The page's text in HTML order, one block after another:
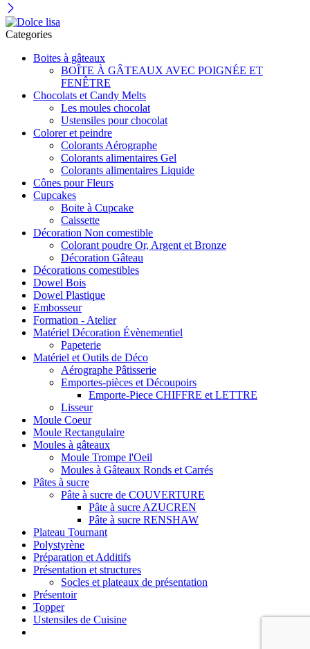
Categories
Boites à gâteaux
BOÎTE À GÂTEAUX AVEC POIGNÉE ET
FENÊTRE
Chocolats et Candy Melts
Les moules chocolat
Ustensiles pour chocolat
Colorer et peindre
Colorants Aérographe
Colorants alimentaires Gel
Colorants alimentaires Liquide
Cônes pour Fleurs
Cupcakes
Boite à Cupcake
Caissette
Décoration Non comestible
Colorant poudre Or, Argent et Bronze
Décoration Gâteau
Décorations comestibles
Dowel Bois
Dowel Plastique
Embosseur
Formation - Atelier
Matériel Décoration Évènementiel
Papeterie
Matériel et Outils de Déco
Aérographe Pâtisserie
Emportes-pièces et Découpoirs
Emporte-Piece CHIFFRE et LETTRE
Lisseur
Moule Coeur
Moule Rectangulaire
Moules à gâteaux
Moule Trompe l'Oeil
Moules à Gâteaux Ronds et Carrés
Pâtes à sucre
Pâte à sucre de COUVERTURE
Pâte à sucre AZUCREN
Pâte à sucre RENSHAW
Plateau Tournant
Polystyrène
Préparation et Additifs
Présentation et structures
Socles et plateaux de présentation
Présentoir
Topper
Ustensiles de Cuisine